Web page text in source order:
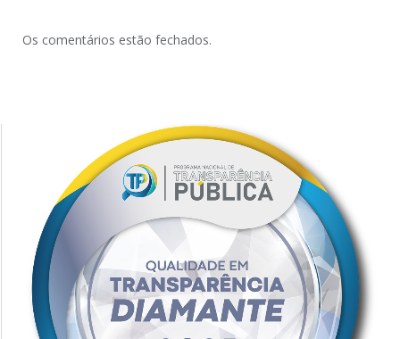
Os comentários estão fechados.